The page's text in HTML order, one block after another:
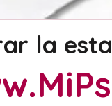
la